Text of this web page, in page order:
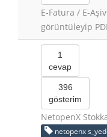
E-Fatura / E-
görüntüleyip
1
cevap
396
gösterim
NetopenX
netopenx